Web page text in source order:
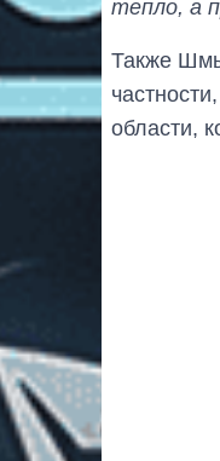
тепло, а
Также
области,